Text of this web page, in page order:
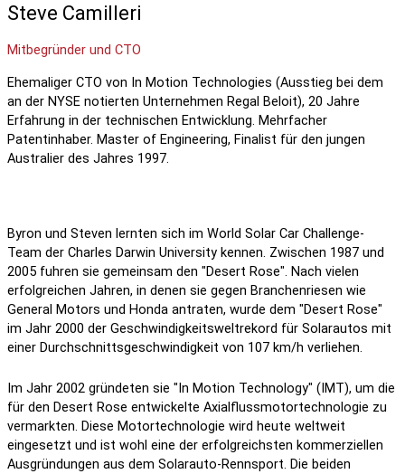
Steve Camilleri
Mitbegründer und CTO
Ehemaliger CTO von In Motion Technologies (Ausstieg bei dem
an der NYSE notierten Unternehmen Regal Beloit), 20 Jahre
Erfahrung in der technischen Entwicklung. Mehrfacher
Patentinhaber. Master of Engineering, Finalist für den jungen
Australier des Jahres 1997.
Byron und Steven lernten sich im World Solar Car Challenge-
Team der Charles Darwin University kennen. Zwischen 1987 und
2005 fuhren sie gemeinsam den "Desert Rose". Nach vielen
erfolgreichen Jahren, in denen sie gegen Branchenriesen wie
General Motors und Honda antraten, wurde dem "Desert Rose"
im Jahr 2000 der Geschwindigkeitsweltrekord für Solarautos mit
einer Durchschnittsgeschwindigkeit von 107 km/h verliehen.
Im Jahr 2002 gründeten sie "In Motion Technology" (IMT), um die
für den Desert Rose entwickelte Axialflussmotortechnologie zu
vermarkten. Diese Motortechnologie wird heute weltweit
eingesetzt und ist wohl eine der erfolgreichsten kommerziellen
Ausgründungen aus dem Solarauto-Rennsport. Die beiden